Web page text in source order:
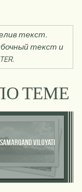
текст.
текст и
ТЕМЕ
SAMARQAND VILOYATI